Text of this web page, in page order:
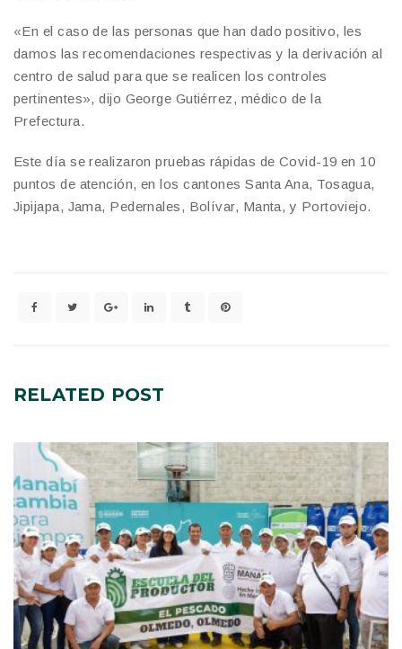
«En el caso de las personas que han dado positivo, les
damos las recomendaciones respectivas y la derivación al
centro de salud para que se realicen los controles
pertinentes», dijo George Gutiérrez, médico de la
Prefectura.
Este día se realizaron pruebas rápidas de Covid-19 en 10
puntos de atención, en los cantones Santa Ana, Tosagua,
Jipijapa, Jama, Pedernales, Bolívar, Manta, y Portoviejo.
RELATED POST